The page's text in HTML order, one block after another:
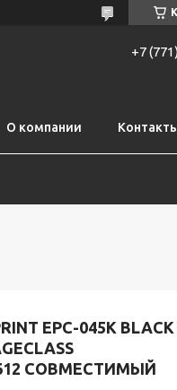
+7
О компании
EPC-045K
СОВМЕСТИМЫЙ